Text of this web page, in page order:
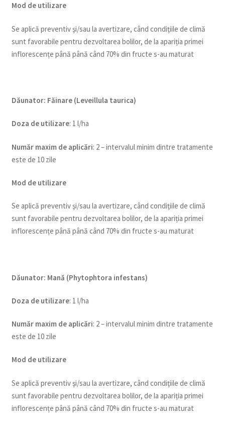
Mod de utilizare
Se aplică preventiv şi/sau la avertizare, când condiţiile de climă
sunt favorabile pentru dezvoltarea bolilor, de la apariția primei
inflorescențe până până când 70% din fructe s-au maturat
Dăunator: Făinare (Leveillula taurica)
Doza de utilizare: 1 l/ha
Număr maxim de aplicări: 2 – intervalul minim dintre tratamente
este de 10 zile
Mod de utilizare
Se aplică preventiv şi/sau la avertizare, când condiţiile de climă
sunt favorabile pentru dezvoltarea bolilor, de la apariția primei
inflorescențe până până când 70% din fructe s-au maturat
Dăunator: Mană (Phytophtora infestans)
Doza de utilizare: 1 l/ha
Număr maxim de aplicări: 2 – intervalul minim dintre tratamente
este de 10 zile
Mod de utilizare
Se aplică preventiv şi/sau la avertizare, când condiţiile de climă
sunt favorabile pentru dezvoltarea bolilor, de la apariția primei
inflorescențe până până când 70% din fructe s-au maturat